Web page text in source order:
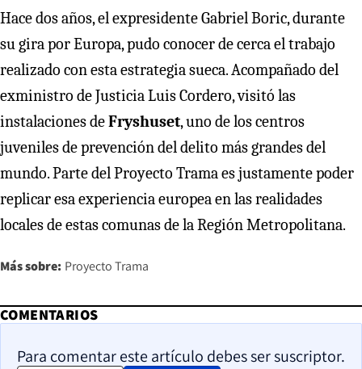
Hace dos años, el expresidente Gabriel Boric, durante
su gira por Europa, pudo conocer de cerca el trabajo
realizado con esta estrategia sueca. Acompañado del
exministro de Justicia Luis Cordero, visitó las
instalaciones deFryshuset, uno de los centros
juveniles de prevención del delito más grandes del
mundo. Parte del Proyecto Trama es justamente poder
replicar esa experiencia europea en las realidades
locales de estas comunas de la Región Metropolitana.
Más sobre: Proyecto Trama
COMENTARIOS
Para comentar este artículo debes ser suscriptor.